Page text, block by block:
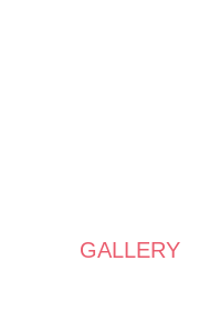
GALLERY